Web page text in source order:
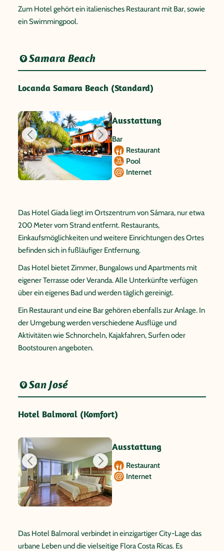
Zum Hotel gehört ein italienisches Restaurant mit Bar, sowie
ein Swimmingpool.
Samara Beach
Locanda Samara Beach (Standard)
Ausstattung
Bar
Restaurant
Pool
Internet
Das Hotel Giada liegt im Ortszentrum von Sámara, nur etwa
200 Meter vom Strand entfernt. Restaurants,
Einkaufsmöglichkeiten und weitere Einrichtungen des Ortes
befinden sich in fußläufiger Entfernung.
Das Hotel bietet Zimmer, Bungalows und Apartments mit
eigener Terrasse oder Veranda. Alle Unterkünfte verfügen
über ein eigenes Bad und werden täglich gereinigt.
Ein Restaurant und eine Bar gehören ebenfalls zur Anlage. In
der Umgebung werden verschiedene Ausflüge und
Aktivitäten wie Schnorcheln, Kajakfahren, Surfen oder
Bootstouren angeboten.
San José
Hotel Balmoral (Komfort)
Ausstattung
Restaurant
Internet
Das Hotel Balmoral verbindet in einzigartiger City-Lage das
urbane Leben und die vielseitige Flora Costa Rícas. Es